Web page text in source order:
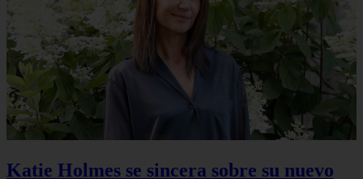
Katie Holmes se sincera sobre su nuevo